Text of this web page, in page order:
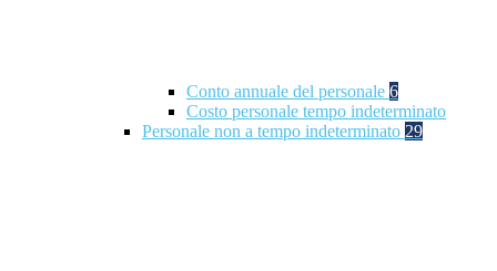
Conto annuale del personale 6
Costo personale tempo indeterminato
Personale non a tempo indeterminato 29